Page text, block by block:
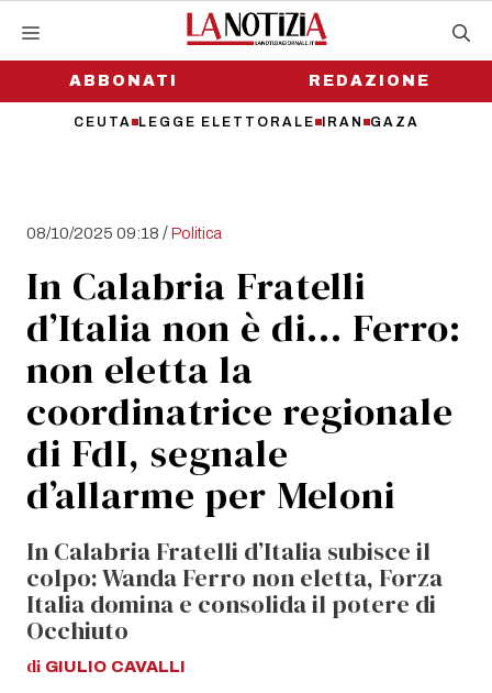
contenutoABBONATI
CEUTA LEGGE ELETTORALE IRAN GAZA
REDAZIONE
08/10/2025 09:18 /Politica
In Calabria Fratelli
d’Italia non è di… Ferro:
non eletta la
coordinatrice regionale
di FdI, segnale
d’allarme per Meloni
In Calabria Fratelli d’Italia subisce il
colpo: Wanda Ferro non eletta, Forza
Italia domina e consolida il potere di
Occhiuto
di GIULIO CAVALLI